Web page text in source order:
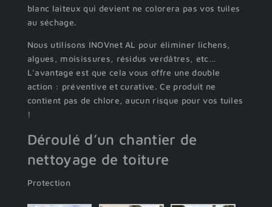
blanc laiteux qui devient ne colorera pas vos tuiles
au séchage.
Nous utilisons INOVnet AL pour éliminer lichens,
algues, moisissures, résidus verdâtres, etc…
L’avantage est que cela vous offre une double
action : préventive et curative. Ce produit ne
contient pas de chlore, aucun risque pour vos tuiles
!
Déroulé d’un chantier de
nettoyage de toiture
Protection